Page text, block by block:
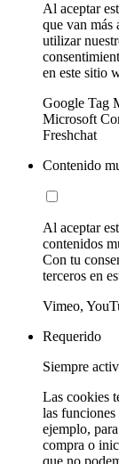
Al aceptar
que van más
utilizar
en este sitio
Google Tag
Microsoft
Freshchat
Contenido
Al aceptar
contenidos
Con tu
terceros en
Vimeo,
Requerido
Siempre
Las cookies
las
ejemplo,
compra o
que no